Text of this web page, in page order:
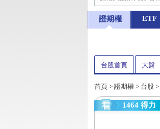
證期權 ETF
台股首頁 大盤
首頁 > 證期權 > 台股 >
1464 得力